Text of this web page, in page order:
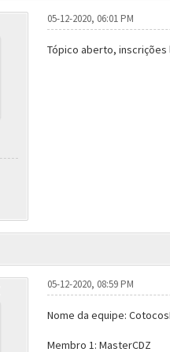
05-12-2020, 06:01 PM
Tópico aberto, inscrições
05-12-2020, 08:59 PM
Nome da equipe:
Membro 1: MasterCDZ